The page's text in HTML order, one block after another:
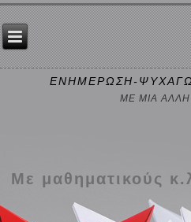
ΕΝΗΜΕΡΩΣΗ-
ΜΕ ΜΙΑ ΑΛΛΗ
Με μαθηματικούς